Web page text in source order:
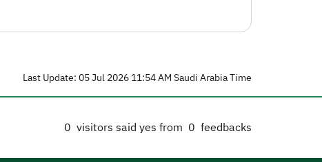
Last Update: 05 Jul 2026 11:54 AM Saudi Arabia Time
0 visitors said yes from 0 feedbacks